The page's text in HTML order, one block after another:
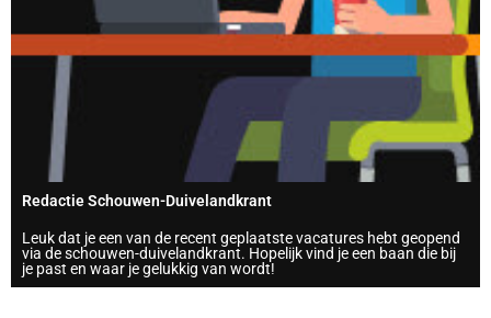
Redactie Schouwen-Duivelandkrant
Leuk dat je een van de recent geplaatste vacatures hebt geopend
via de schouwen-duivelandkrant. Hopelijk vind je een baan die bij
je past en waar je gelukkig van wordt!